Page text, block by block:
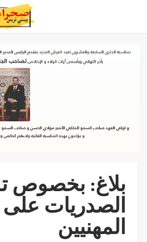
بلاغ: بخصوص
الصدريات
المهنيين